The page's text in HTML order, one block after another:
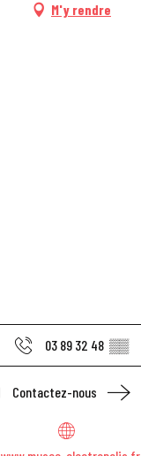
M'y rendre
03 89 32 48 ▒▒
Contactez-nous